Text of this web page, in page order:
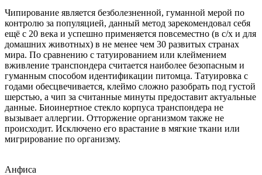
Чипирование является безболезненной, гуманной мерой по
контролю за популяцией, данный метод зарекомендовал себя
ещё с 20 века и успешно применяется повсеместно (в с/х и для
домашних животных) в не менее чем 30 развитых странах
мира. По сравнению с татуированием или клеймением
вживление транспондера считается наиболее безопасным и
гуманным способом идентификации питомца. Татуировка с
годами обесцвечивается, клеймо сложно разобрать под густой
шерстью, а чип за считанные минуты предоставит актуальные
данные. Биоинертное стекло корпуса транспондера не
вызывает аллергии. Отторжение организмом также не
происходит. Исключено его врастание в мягкие ткани или
мигрирование по организму.
Анфиса